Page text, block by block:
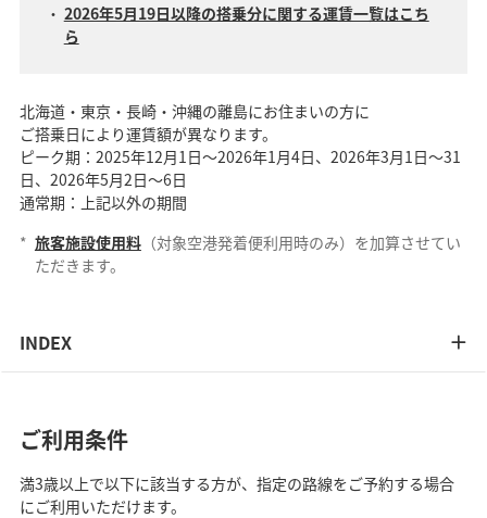
2026年5月19日以降の搭乗分に関する運賃一覧はこち
ら
北海道・東京・長崎・沖縄の離島にお住まいの方に
ご搭乗日により運賃額が異なります。
ピーク期：2025年12月1日～2026年1月4日、2026年3月1日～31
日、2026年5月2日～6日
通常期：上記以外の期間
* 旅客施設使用料（対象空港発着便利用時のみ）を加算させてい
ただきます。
INDEX
ご利用条件
満3歳以上で以下に該当する方が、指定の路線をご予約する場合
にご利用いただけます。